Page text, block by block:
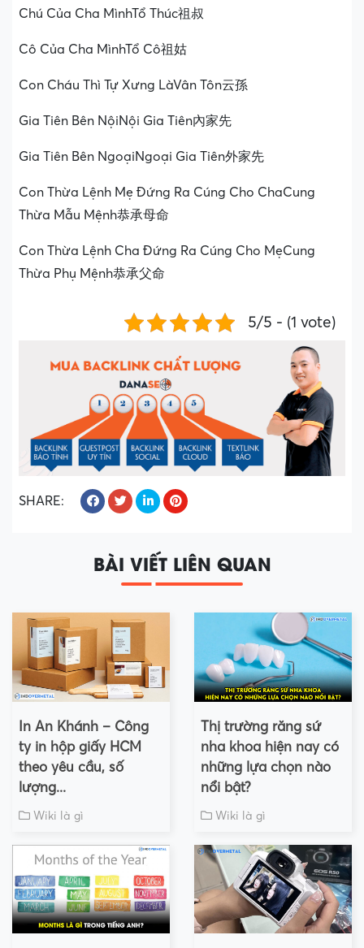
Chú Của Cha MìnhTổ Thúc祖叔
Cô Của Cha MìnhTổ Cô祖姑
Con Cháu Thì Tự Xưng LàVân Tôn云孫
Gia Tiên Bên NộiNội Gia Tiên內家先
Gia Tiên Bên NgoạiNgoại Gia Tiên外家先
Con Thừa Lệnh Mẹ Đứng Ra Cúng Cho ChaCung
Thừa Mẫu Mệnh恭承母命
Con Thừa Lệnh Cha Đứng Ra Cúng Cho MẹCung
Thừa Phụ Mệnh恭承父命
5/5 - (1 vote)
SHARE:
BÀI VIẾT LIÊN QUAN
In An Khánh – Công
ty in hộp giấy HCM
theo yêu cầu, số
lượng...
Wiki là gì
Thị trường răng sứ
nha khoa hiện nay có
những lựa chọn nào
nổi bật?
Wiki là gì